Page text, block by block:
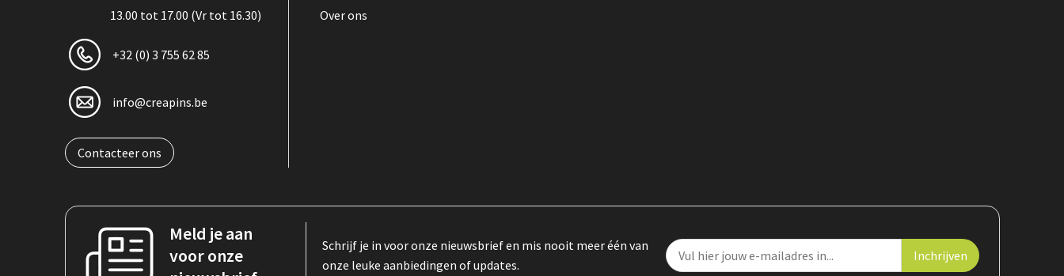
13.00 tot 17.00 (Vr tot 16.30)
+32 (0) 3 755 62 85
info@creapins.be
Contacteer ons
Over ons
Meld je aan
voor onze
Schrijf je in voor onze nieuwsbrief en mis nooit meer één van
onze leuke aanbiedingen of updates.